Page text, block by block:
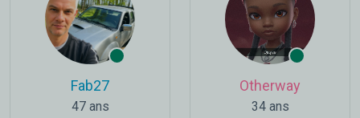
Fab27
47 ans
Otherway
34 ans